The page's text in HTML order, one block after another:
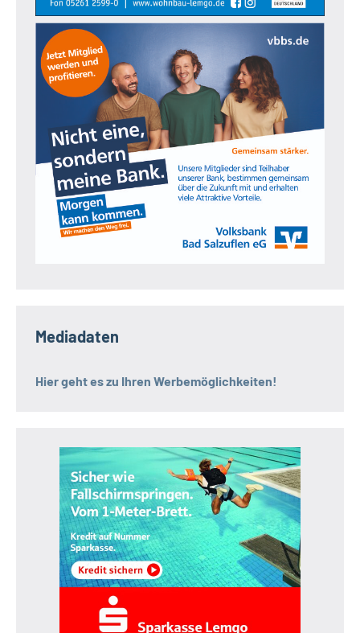
Mediadaten
Hier geht es zu Ihren Werbemöglichkeiten!